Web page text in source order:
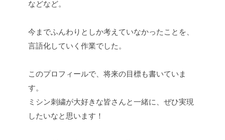
などなど。
今までふんわりとしか考えていなかったことを、
言語化していく作業でした。
このプロフィールで、将来の目標も書いていま
す。
ミシン刺繍が大好きな皆さんと一緒に、ぜひ実現
したいなと思います！